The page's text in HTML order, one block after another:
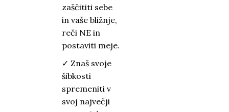
zaščititi sebe
in vaše bližnje,
reči NE in
postaviti meje.
✓ Znaš svoje
šibkosti
spremeniti v
svoj največji